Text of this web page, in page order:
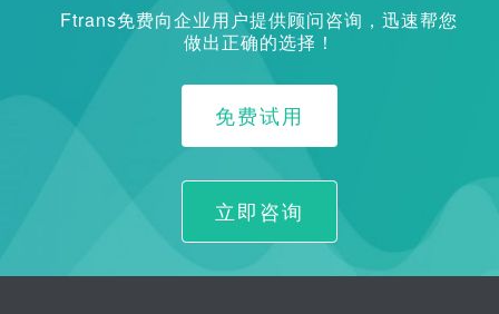
Ftrans免费向企业用户提供顾问咨询，迅速帮您
做出正确的选择！
免费试用
立即咨询